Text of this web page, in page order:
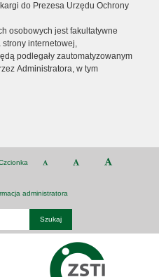
do Prezesa Urzędu Ochrony
osobowych jest fakultatywne
internetowej,
podlegały zautomatyzowanym
Administratora, w tym
administratora